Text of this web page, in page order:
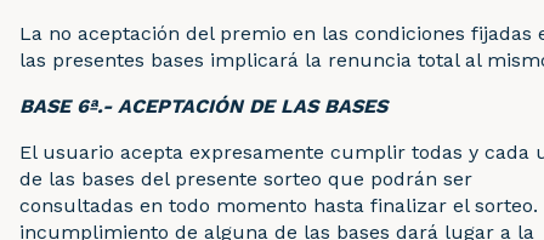
La no aceptación del premio en las condiciones fijadas
las presentes bases implicará la renuncia total al
BASE 6ª.- ACEPTACIÓN DE LAS BASES
El usuario acepta expresamente cumplir todas y cada
de las bases del presente sorteo que podrán ser
consultadas en todo momento hasta finalizar el sorteo.
incumplimiento de alguna de las bases dará lugar a la